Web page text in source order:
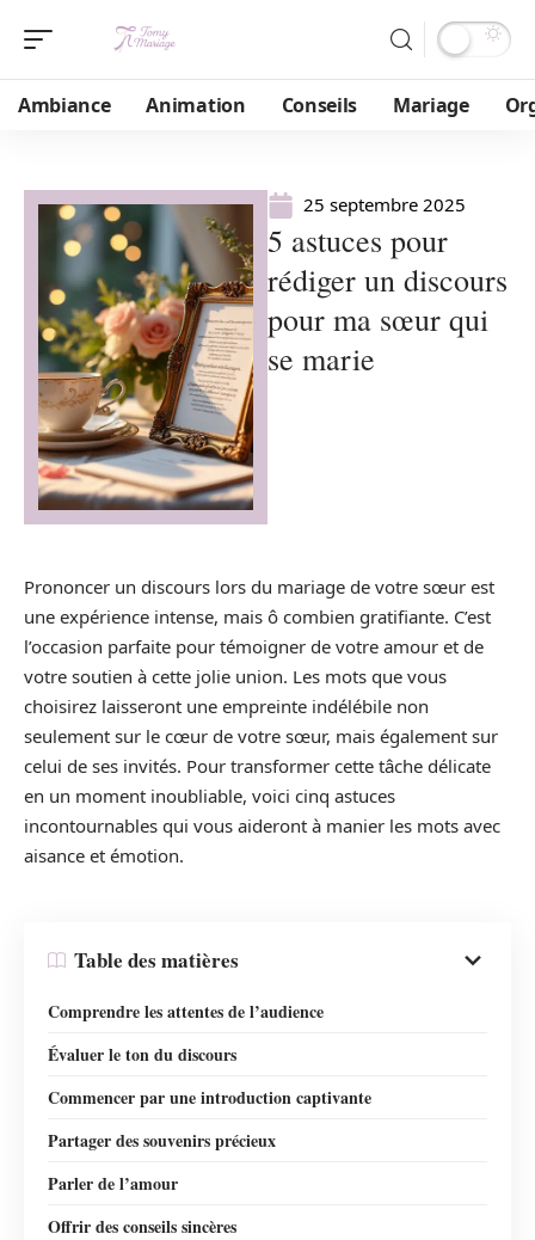
Ambiance Animation Conseils Mariage
25 septembre 2025
5 astuces pour
rédiger un discours
pour ma sœur qui
se marie
Prononcer un discours lors du mariage de votre sœur est
une expérience intense, mais ô combien gratifiante. C’est
l’occasion parfaite pour témoigner de votre amour et de
votre soutien à cette jolie union. Les mots que vous
choisirez laisseront une empreinte indélébile non
seulement sur le cœur de votre sœur, mais également sur
celui de ses invités. Pour transformer cette tâche délicate
en un moment inoubliable, voici cinq astuces
incontournables qui vous aideront à manier les mots avec
aisance et émotion.
Table des matières
Comprendre les attentes de l’audience
Évaluer le ton du discours
Commencer par une introduction captivante
Partager des souvenirs précieux
Parler de l’amour
Offrir des conseils sincères